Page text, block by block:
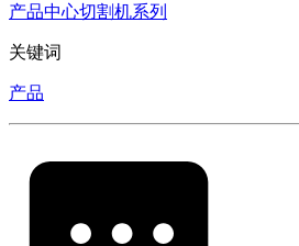
产品中心切割机系列
关键词
产品